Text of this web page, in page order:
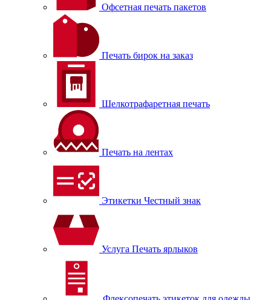
Офсетная печать пакетов
Печать бирок на заказ
Шелкотрафаретная печать
Печать на лентах
Этикетки Честный знак
Услуга Печать ярлыков